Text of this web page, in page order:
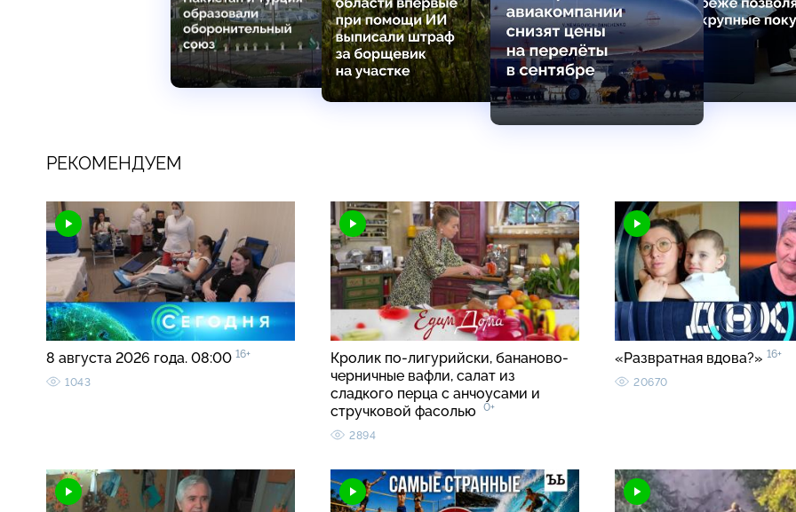
РЕКОМЕНДУЕМ
8 августа 2026 года. 08:00 16+
1043
Кролик по-лигурийски, бананово-
черничные вафли, салат из
сладкого перца с анчоусами и
стручковой фасолью
0+
2894
«Развратная вдова?» 16+
20670